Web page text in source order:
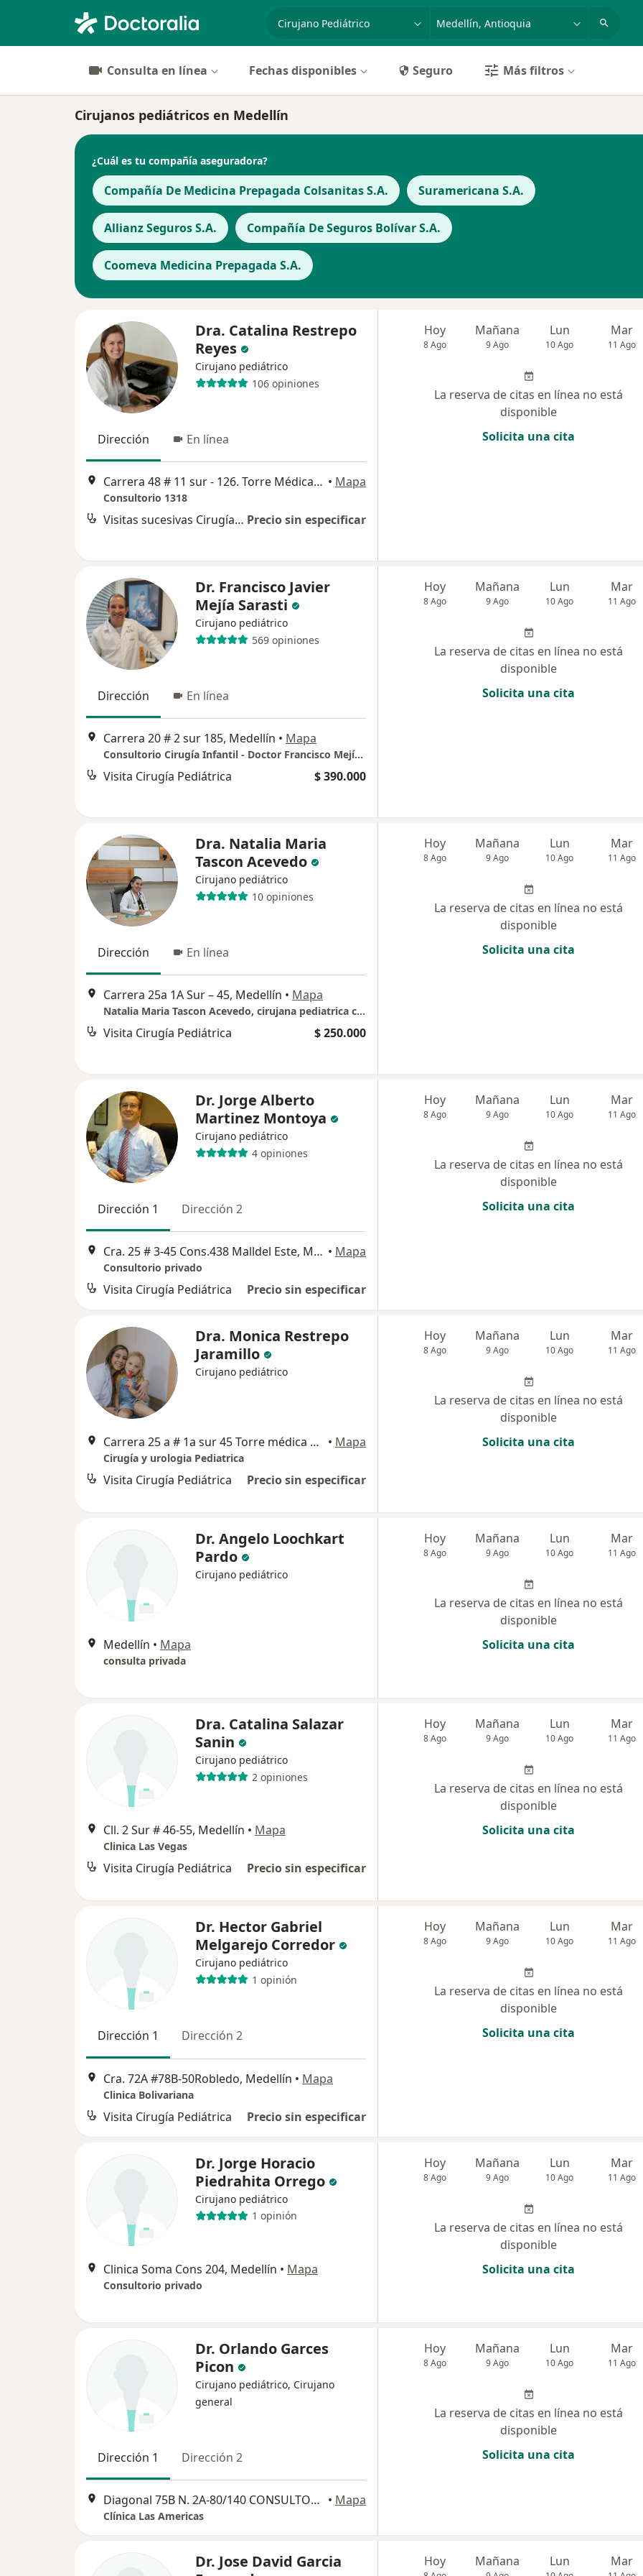
especialidad, enfermedad o nombrep. ej. Bogotá
Consulta en línea Fechas disponibles Seguro Más filtros
Cirujanos pediátricos en Medellín
¿Cuál es tu compañía aseguradora?
Compañía De Medicina Prepagada Colsanitas S.A. Suramericana S.A.
Allianz Seguros S.A. Compañía De Seguros Bolívar S.A.
Coomeva Medicina Prepagada S.A.
Dra. Catalina Restrepo
Reyes
Cirujano pediátrico
106 opiniones
Dirección En línea
Carrera 48 # 11 sur - 126. Torre Médica Salud Vegas, Medellín • Mapa
Consultorio 1318
Visitas sucesivas Cirugía Pediátrica Precio sin especificar
Hoy
8 Ago
Mañana
9 Ago
Lun
10 Ago
Mar
11 Ago
La reserva de citas en línea no está
disponible
Solicita una cita
Dr. Francisco Javier
Mejía Sarasti
Cirujano pediátrico
569 opiniones
Dirección En línea
Carrera 20 # 2 sur 185, Medellín • Mapa
Consultorio Cirugía Infantil - Doctor Francisco Mejía /
Visita Cirugía Pediátrica $ 390.000
Hoy
8 Ago
Mañana
9 Ago
Lun
10 Ago
Mar
11 Ago
La reserva de citas en línea no está
disponible
Solicita una cita
Dra. Natalia Maria
Tascon Acevedo
Cirujano pediátrico
10 opiniones
Dirección En línea
Carrera 25a 1A Sur – 45, Medellín • Mapa
Natalia Maria Tascon Acevedo, cirujana pediatrica consultorio 865 torre medica 2 Centro Comercial El Tesoro
Visita Cirugía Pediátrica $ 250.000
Hoy
8 Ago
Mañana
9 Ago
Lun
10 Ago
Mar
11 Ago
La reserva de citas en línea no está
disponible
Solicita una cita
Dr. Jorge Alberto
Martinez Montoya
Cirujano pediátrico
4 opiniones
Dirección 1 Dirección 2
Cra. 25 # 3-45 Cons.438 Malldel Este, Medellín • Mapa
Consultorio privado
Visita Cirugía Pediátrica Precio sin especificar
Hoy
8 Ago
Mañana
9 Ago
Lun
10 Ago
Mar
11 Ago
La reserva de citas en línea no está
disponible
Solicita una cita
Dra. Monica Restrepo
Jaramillo
Cirujano pediátrico
Carrera 25 a # 1a sur 45 Torre médica 2 el tesoro. Consultorio 861, Medellín • Mapa
Cirugía y urologia Pediatrica
Visita Cirugía Pediátrica Precio sin especificar
Hoy
8 Ago
Mañana
9 Ago
Lun
10 Ago
Mar
11 Ago
La reserva de citas en línea no está
disponible
Solicita una cita
Dr. Angelo Loochkart
Pardo
Cirujano pediátrico
Medellín • Mapa
consulta privada
Hoy
8 Ago
Mañana
9 Ago
Lun
10 Ago
Mar
11 Ago
La reserva de citas en línea no está
disponible
Solicita una cita
Dra. Catalina Salazar
Sanin
Cirujano pediátrico
2 opiniones
Cll. 2 Sur # 46-55, Medellín • Mapa
Clinica Las Vegas
Visita Cirugía Pediátrica Precio sin especificar
Hoy
8 Ago
Mañana
9 Ago
Lun
10 Ago
Mar
11 Ago
La reserva de citas en línea no está
disponible
Solicita una cita
Dr. Hector Gabriel
Melgarejo Corredor
Cirujano pediátrico
1 opinión
Dirección 1 Dirección 2
Cra. 72A #78B-50Robledo, Medellín • Mapa
Clinica Bolivariana
Visita Cirugía Pediátrica Precio sin especificar
Hoy
8 Ago
Mañana
9 Ago
Lun
10 Ago
Mar
11 Ago
La reserva de citas en línea no está
disponible
Solicita una cita
Dr. Jorge Horacio
Piedrahita Orrego
Cirujano pediátrico
1 opinión
Clinica Soma Cons 204, Medellín • Mapa
Consultorio privado
Hoy
8 Ago
Mañana
9 Ago
Lun
10 Ago
Mar
11 Ago
La reserva de citas en línea no está
disponible
Solicita una cita
Dr. Orlando Garces
Picon
Cirujano pediátrico, Cirujano
general
Dirección 1 Dirección 2
Diagonal 75B N. 2A-80/140 CONSULTORIO 311, Medellín • Mapa
Clínica Las Americas
Hoy
8 Ago
Mañana
9 Ago
Lun
10 Ago
Mar
11 Ago
La reserva de citas en línea no está
disponible
Solicita una cita
Dr. Jose David Garcia
Hoy Mañana Lun Mar